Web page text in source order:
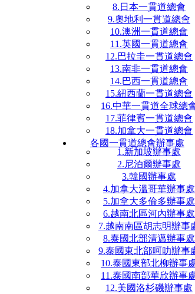
8.日本一貫道總會
9.奧地利一貫道總會
10.澳洲一貫道總會
11.英國一貫道總會
12.巴拉圭一貫道總會
13.南非一貫道總會
14.巴西一貫道總會
15.紐西蘭一貫道總會
16.中華一貫道全球總
17.菲律賓一貫道總會
18.加拿大一貫道總會
各國一貫道總會辦事處
1.新加坡辦事處
2.尼泊爾辦事處
3.韓國辦事處
4.加拿大溫哥華辦事處
5.加拿大多倫多辦事處
6.越南北區河內辦事處
7.越南南區胡志明辦事
8.泰國北部清邁辦事處
9.泰國東北部呵叻辦事
10.泰國東部北柳辦事
11.泰國南部華欣辦事
12.美國洛杉磯辦事處